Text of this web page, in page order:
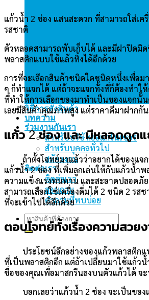
วิธีการสั่งสินค้า
บทความ
ร่วมงานกันเรา
สำหรับบริษัทออแกไนเซอร์
สำหรับบุคคลทั่วไป
สมัครงาน
ติดต่อเรา
ติดต่อเรา
สอบถาม
คำถามที่พบบ่อย
Search
for:
แก้วน้ำ 2 ช่อง แสนสะดวก ที่สามารถใส่เ
รสชาติ
ตัวหลอดสามารถพับเก็บได้ และมีฝาปิดมิ
พลาสติกแบบใช้แล้วทิ้งได้อีกด้วย
การที่จะเลือกสินค้าชนิดใดชนิดหนึ่งเพื่อม
ๆ ก็ทำแจกได้ แต่ถ้าจะแจกทั้งที่ก็ต้องทำ
ที่ทำให้การเลือกของมาทำเป็นของแจกนั้
เลยมีสินค้าคุณภาพสูง แต่ราคาดีมาฝากกัน
แก้ว 2 ช่อง และ มีหลอดดูด
ถ้าตั้งโจทย์มาแล้วว่าอยากได้ของแ
แก้วน้ำ 2 ช่อง ที่เพิ่มลูกเล่นให้กับแก้วน้ำ
ความแข็งแรงทนทาน และสะอาดปลอดภั
สามารถเลือกใช่เครื่องดื่มได้ 2 ชนิด 2 ร
ที่จะเข้าไปได้อีกด้วย
ตอบโจทย์ทั้งเรื่องความสวย
ประโยชน์อีกอย่างของแก้วพลาสติกแ
ที่เป็นพลาสติกอีก แต่ถ้าเปลี่ยนมาใช้แก้วน้
ชื่อของคุณเพื่อมาสกรีนลงบนตัวแก้วได้ จ
บอกเลยว่าแก้วน้ำ 2 ช่อง จะเป็นขอ